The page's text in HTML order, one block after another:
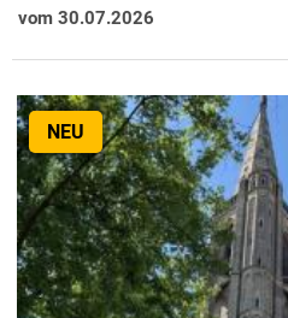
vom 30.07.2026
NEU